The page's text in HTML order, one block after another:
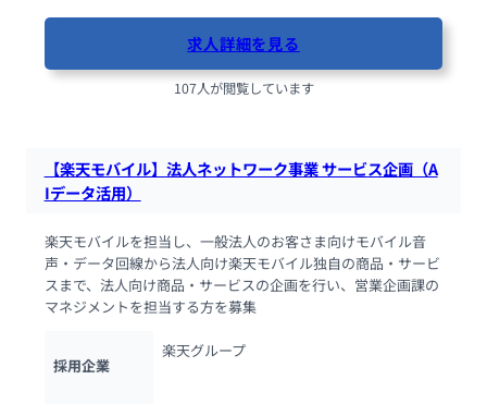
求人詳細を見る
107人が閲覧しています
【楽天モバイル】法人ネットワーク事業 サービス企画（A
Iデータ活用）
楽天モバイルを担当し、一般法人のお客さま向けモバイル音
声・データ回線から法人向け楽天モバイル独自の商品・サービ
スまで、法人向け商品・サービスの企画を行い、営業企画課の
マネジメントを担当する方を募集
採用企業
楽天グループ